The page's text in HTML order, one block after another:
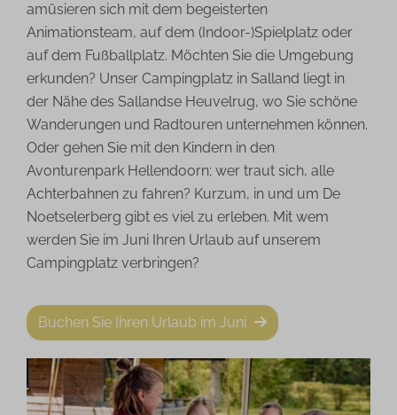
amüsieren sich mit dem begeisterten
Animationsteam, auf dem (Indoor-)Spielplatz oder
auf dem Fußballplatz. Möchten Sie die Umgebung
erkunden? Unser Campingplatz in Salland liegt in
der Nähe des Sallandse Heuvelrug, wo Sie schöne
Wanderungen und Radtouren unternehmen können.
Oder gehen Sie mit den Kindern in den
Avonturenpark Hellendoorn; wer traut sich, alle
Achterbahnen zu fahren? Kurzum, in und um De
Noetselerberg gibt es viel zu erleben. Mit wem
werden Sie im Juni Ihren Urlaub auf unserem
Campingplatz verbringen?
Buchen Sie Ihren Urlaub im Juni